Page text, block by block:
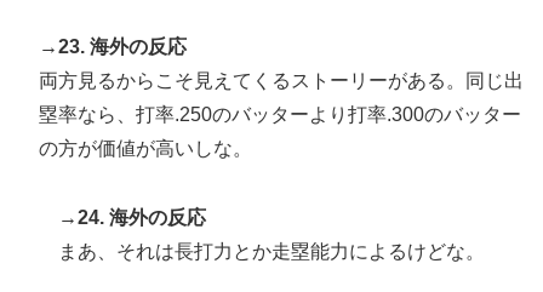
→23. 海外の反応
両方見るからこそ見えてくるストーリーがある。同じ出
塁率なら、打率.250のバッターより打率.300のバッター
の方が価値が高いしな。
→24. 海外の反応
まあ、それは長打力とか走塁能力によるけどな。